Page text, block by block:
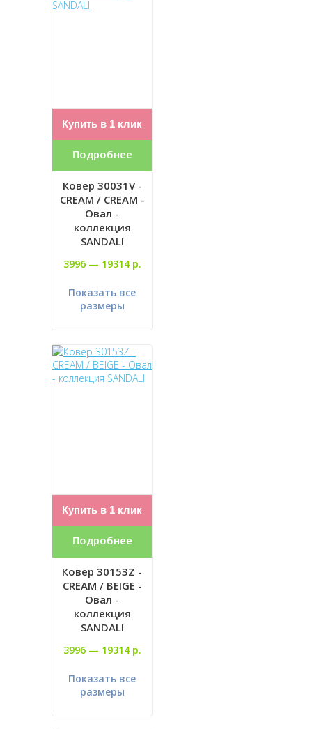
Купить в 1 клик
Подробнее
Ковер 30031V -
CREAM / CREAM -
Овал -
коллекция
SANDALI
3996 — 19314 р.
Показать все
размеры
Купить в 1 клик
Подробнее
Ковер 30153Z -
CREAM / BEIGE -
Овал -
коллекция
SANDALI
3996 — 19314 р.
Показать все
размеры